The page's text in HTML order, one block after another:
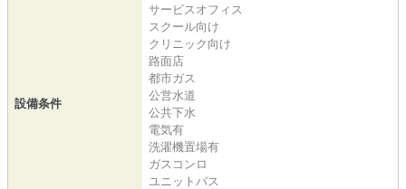
設備条件
サービスオフィス
スクール向け
クリニック向け
路面店
都市ガス
公営水道
公共下水
電気有
洗濯機置場有
ガスコンロ
ユニットバス